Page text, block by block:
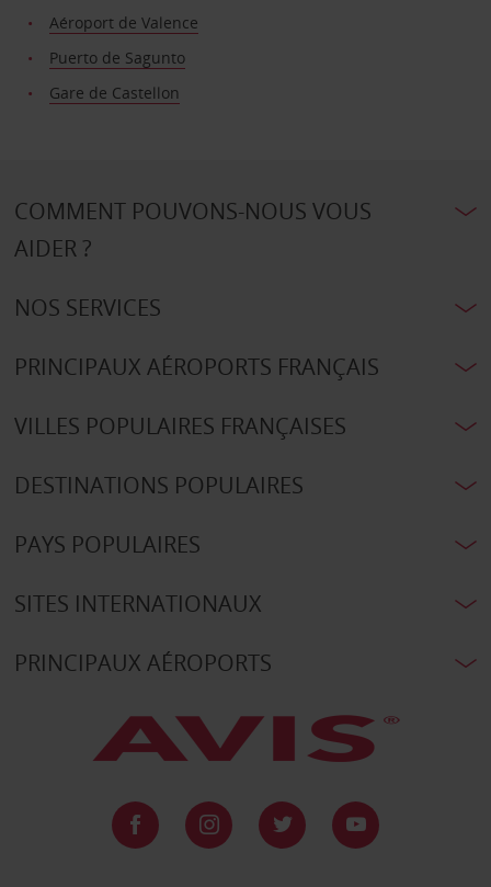
Aéroport de Valence
Puerto de Sagunto
Gare de Castellon
COMMENT POUVONS-NOUS VOUS
AIDER ?
NOS SERVICES
PRINCIPAUX AÉROPORTS FRANÇAIS
VILLES POPULAIRES FRANÇAISES
DESTINATIONS POPULAIRES
PAYS POPULAIRES
SITES INTERNATIONAUX
PRINCIPAUX AÉROPORTS